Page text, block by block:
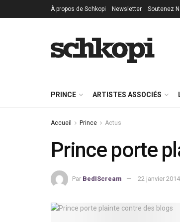
À propos de Schkopi Newsletter Soutenez
PRINCE ARTISTES ASSOCIÉS
Accueil Prince Actus
Prince porte
Par BedIScream 22 janvier 2014